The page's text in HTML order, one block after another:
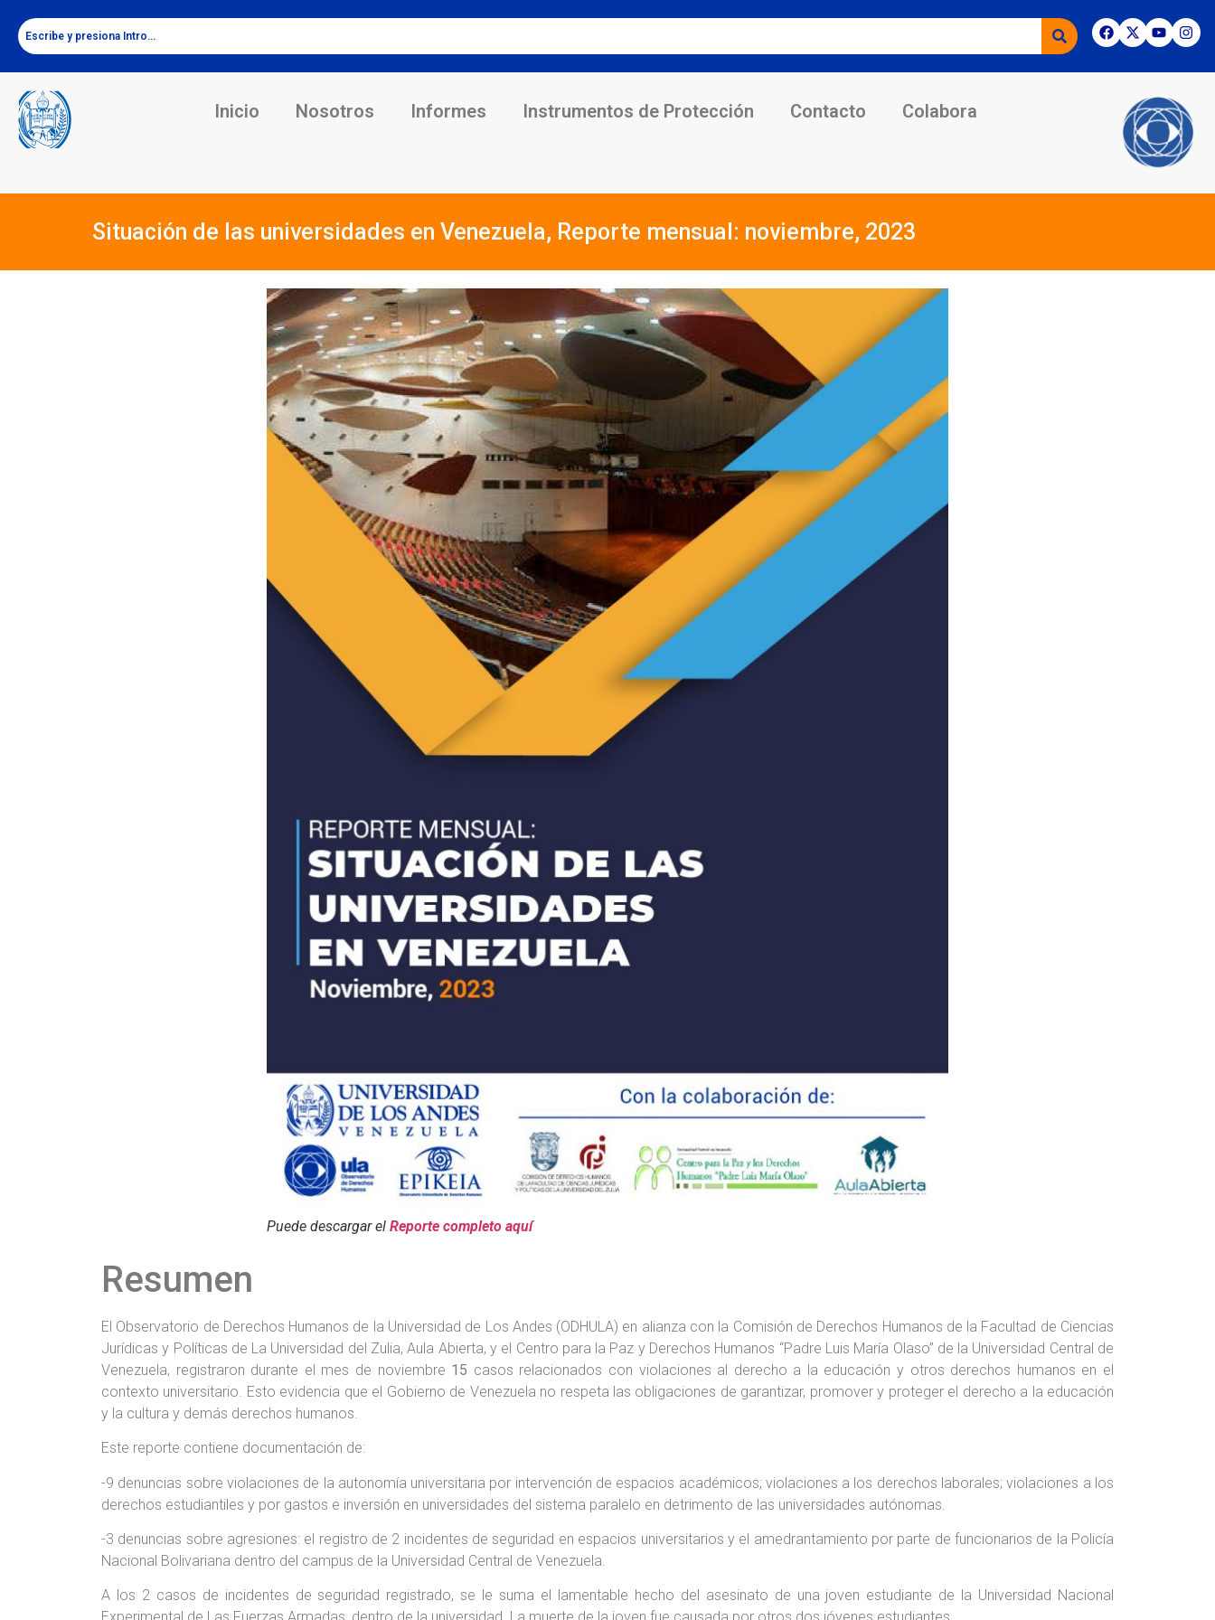
Inicio Nosotros Informes Instrumentos de Protección Contacto Colabora
Situación de las universidades en Venezuela, Reporte mensual: noviembre, 2023
Puede descargar el Reporte completo aquí
Resumen
El Observatorio de Derechos Humanos de la Universidad de Los Andes (ODHULA) en alianza con la Comisión de Derechos Humanos de la Facultad de Ciencias
Jurídicas y Políticas de La Universidad del Zulia, Aula Abierta, y el Centro para la Paz y Derechos Humanos “Padre Luis María Olaso” de la Universidad Central de
Venezuela, registraron durante el mes de noviembre 15 casos relacionados con violaciones al derecho a la educación y otros derechos humanos en el
contexto universitario. Esto evidencia que el Gobierno de Venezuela no respeta las obligaciones de garantizar, promover y proteger el derecho a la educación
y la cultura y demás derechos humanos.
Este reporte contiene documentación de:
-9 denuncias sobre violaciones de la autonomía universitaria por intervención de espacios académicos; violaciones a los derechos laborales; violaciones a los
derechos estudiantiles y por gastos e inversión en universidades del sistema paralelo en detrimento de las universidades autónomas.
-3 denuncias sobre agresiones: el registro de 2 incidentes de seguridad en espacios universitarios y el amedrantamiento por parte de funcionarios de la Policía
Nacional Bolivariana dentro del campus de la Universidad Central de Venezuela.
A los 2 casos de incidentes de seguridad registrado, se le suma el lamentable hecho del asesinato de una joven estudiante de la Universidad Nacional